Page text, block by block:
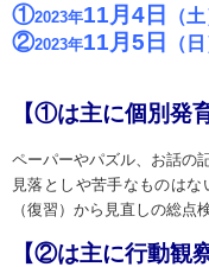
①2023年11月4日 （土
②2023年11月5日 （日
【①は主に個別発
ペーパーやパズル、お話の
見落としや苦手なものは
（復習）から見直しの総点
【②は主に行動観